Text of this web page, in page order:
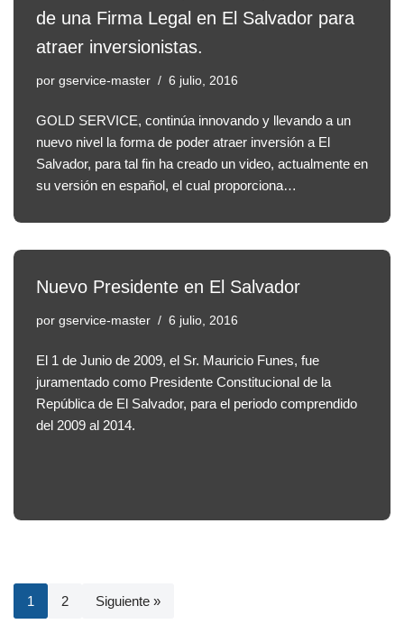
de una Firma Legal en El Salvador para
atraer inversionistas.
por gservice-master 6 julio, 2016
GOLD SERVICE, continúa innovando y llevando a un
nuevo nivel la forma de poder atraer inversión a El
Salvador, para tal fin ha creado un video, actualmente en
su versión en español, el cual proporciona…
Nuevo Presidente en El Salvador
por gservice-master 6 julio, 2016
El 1 de Junio de 2009, el Sr. Mauricio Funes, fue
juramentado como Presidente Constitucional de la
República de El Salvador, para el periodo comprendido
del 2009 al 2014.
1 2 Siguiente »